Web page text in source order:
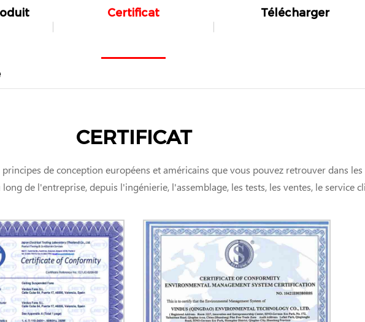
Certificat Télécharger
CERTIFICAT
de conception européens et américains que vous pouvez retrouver dans
de l'entreprise, depuis l'ingénierie, l'assemblage, les tests, les ventes, le service